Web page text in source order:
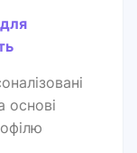
основі